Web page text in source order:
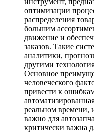
инструмент,
оптимизации
распределения
большим
движение и
заказов. Такие
аналитики,
другими
Основное
человеческого
привести к
реальном времени,
важно для
критически важна